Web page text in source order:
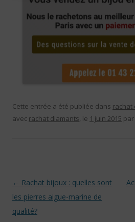
Cette entrée a été publiée dans rachat
avec rachat diamants, le 1 juin 2015 par
Navigation des articles
← Rachat bijoux : quelles sont
les pierres aigue-marine de
qualité?